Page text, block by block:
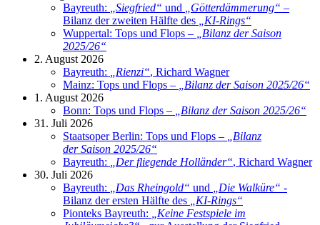
Bayreuth:
„Siegfried“ und Götterdämmerung“ –
Bilanz der zweiten Hälfte des
KI-Rings“
Wuppertal: Tops und Flops –
Bilanz der Saison
2025/26“
2. August 2026
Bayreuth:
Rienzi“, Richard Wagner
Mainz: Tops und Flops –
Bilanz der Saison 2025/26“
1. August 2026
Bonn: Tops und Flops –
Bilanz der Saison 2025/26“
31. Juli 2026
Staatsoper Berlin: Tops und Flops –
Bilanz
der Saison 2025/26“
Bayreuth:
Der fliegende Holländer“, Richard Wagner
30. Juli 2026
Bayreuth:
Das Rheingold“ und Die Walküre“ -
Bilanz der ersten Hälfte des
KI-Rings“
Pionteks Bayreuth:
Keine Festspiele im